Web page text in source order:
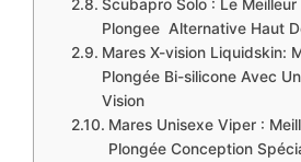
​Scubapro Solo : Le
Plongee Alternative Haut
​Mares X-vision Liquidskin:
Plongée Bi-silicone Avec
Vision
​Mares Unisexe Viper :
Plongée Conception